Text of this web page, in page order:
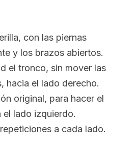
con las piernas
y los brazos abiertos.
el tronco, sin mover las
hacia el lado derecho.
original, para hacer el
el lado izquierdo.
a cada lado.